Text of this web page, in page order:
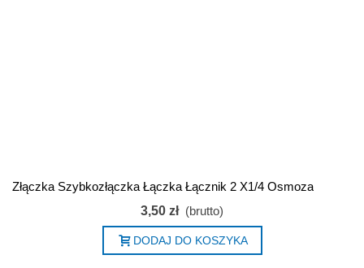
Złączka Szybkozłączka Łączka Łącznik 2 X1/4 Osmoza
3,50 zł (brutto)
DODAJ DO KOSZYKA